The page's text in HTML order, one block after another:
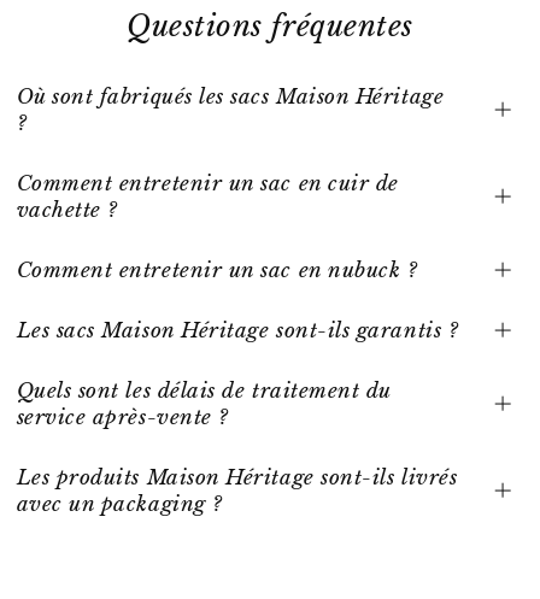
Questions fréquentes
Où sont fabriqués les sacs Maison Héritage
?
Comment entretenir un sac en cuir de
vachette ?
Comment entretenir un sac en nubuck ?
Les sacs Maison Héritage sont-ils garantis ?
Quels sont les délais de traitement du
service après-vente ?
Les produits Maison Héritage sont-ils livrés
avec un packaging ?